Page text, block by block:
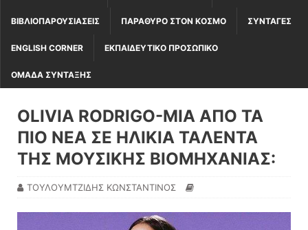
ΒΙΒΛΙΟΠΑΡΟΥΣΙΑΣΕΙΣ ΠΑΡΑΘΥΡΟ ΣΤΟΝ ΚΟΣΜΟ ΣΥΝΤΑΓΕΣ
ENGLISH CORNER ΕΚΠΑΙΔΕΥΤΙΚΟ ΠΡΟΣΩΠΙΚΟ
ΟΜΑΔΑ ΣΥΝΤΑΞΗΣ
OLIVIA RODRIGO-ΜΙΑ ΑΠΟ ΤΑ
ΠΙΟ ΝΕΑ ΣΕ ΗΛΙΚΙΑ ΤΑΛΕΝΤΑ
ΤΗΣ ΜΟΥΣΙΚΗΣ ΒΙΟΜΗΧΑΝΙΑΣ:
ΤΟΥΛΟΥΜΤΖΙΔΗΣ ΚΩΝΣΤΑΝΤΙΝΟΣ